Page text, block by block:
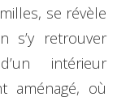
se révèle
s’y retrouver
intérieur
aménagé, où